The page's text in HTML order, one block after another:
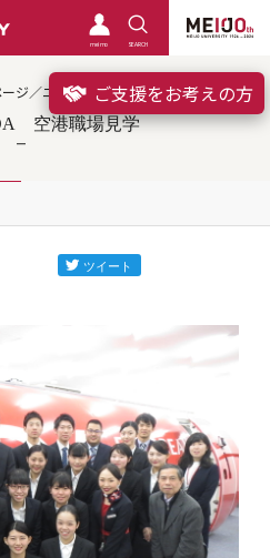
meimo SEARCH
ご支援をお考えの方
ジ／ニュース
空港職場見学